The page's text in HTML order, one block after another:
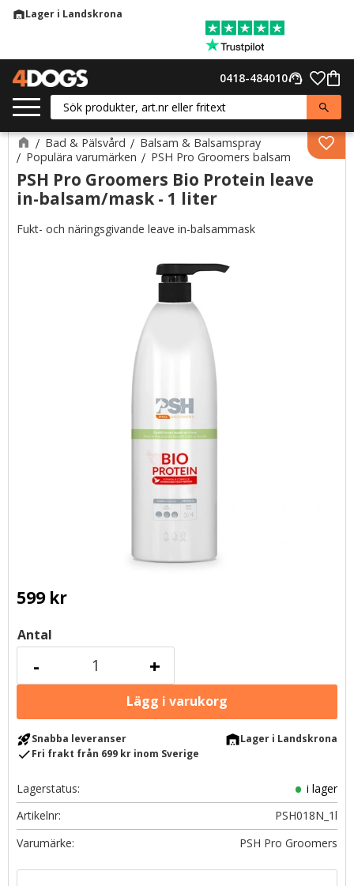
warehouseLager i Landskrona
support_agent
0418-484010
Bad & Pälsvård
Balsam & Balsamspray
Populära varumärken
PSH Pro Groomers balsam
PSH Pro Groomers Bio Protein leave
in-balsam/mask - 1 liter
Fukt- och näringsgivande leave in-balsammask
599kr
Antal
+
-
rocket_launchSnabba leveranser warehouseLager i Landskrona
checkFri frakt från 699 kr inom Sverige
Lagerstatus
i lager
Artikelnr
PSH018N_1l
PSH Pro Groomers